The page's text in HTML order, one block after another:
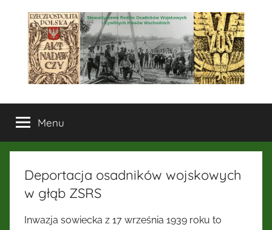
Stowarzyszenie
Rodzin
Osadników
Wojskowych
Menu
Deportacja osadników wojskowych
w głąb ZSRS
Inwazja sowiecka z 17 września 1939 roku to